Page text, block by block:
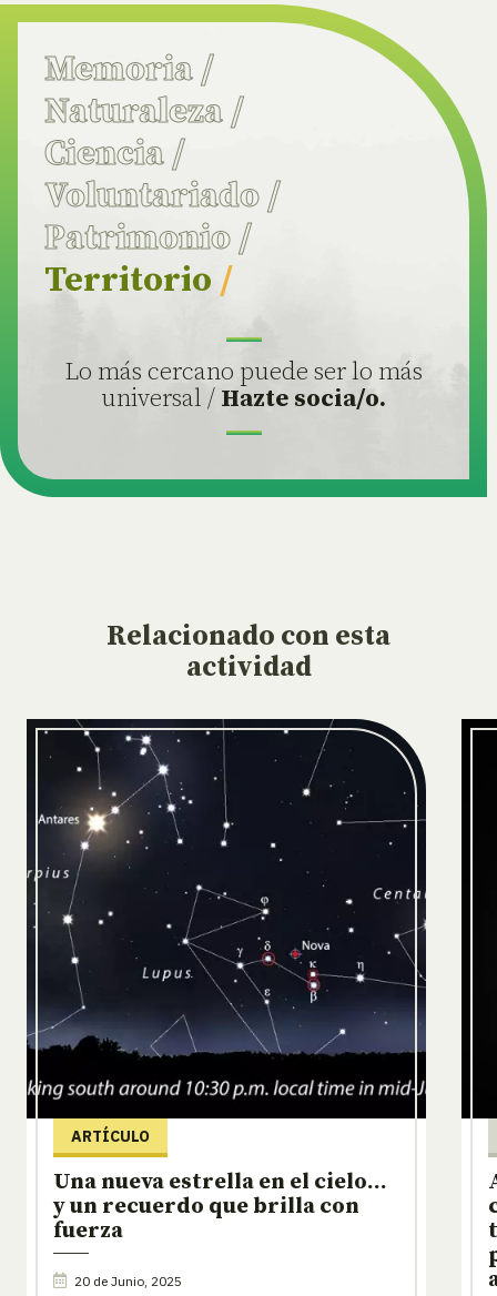
Memoria /
Naturaleza /
Ciencia/
Voluntariado /
Patrimonio/
Territorio /
Lo más cercano puede ser lo más
universal / Hazte socia/o.
Relacionado con esta
actividad
ARTÍCULO
Una nueva estrella en el cielo…
y un recuerdo que brilla con
fuerza
20 de Junio, 2025